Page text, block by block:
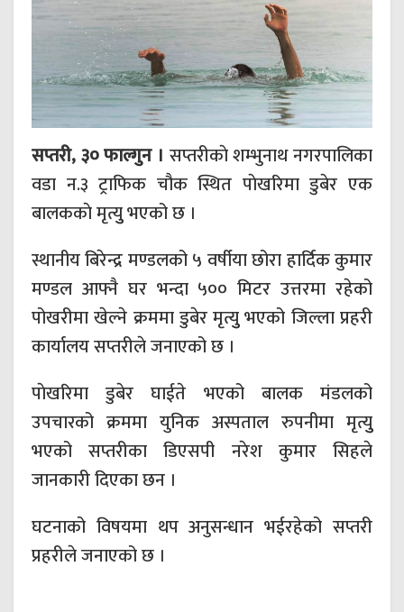
सप्तरी, ३० फाल्गुन । सप्तरीकाे शम्भुनाथ नगरपालिका
वडा न.३ ट्राफिक चौक स्थित पाेखरिमा डुबेर एक
बालककाे मृत्युु भएको छ ।
स्थानीय बिरेन्द्र मण्डलको ५ वर्षीया छोरा हार्दिक कुमार
मण्डल आफ्नै घर भन्दा ५०० मिटर उत्तरमा रहेको
पोखरीमा खेल्ने क्रममा डुबेर मृत्युु भएको जिल्ला प्रहरी
कार्यालय सप्तरीले जनाएको छ ।
पाेखरिमा डुबेर घाईते भएको बालक मंडलको
उपचारको क्रममा युनिक अस्पताल रुपनीमा मृत्युु
भएको सप्तरीका डिएसपी नरेश कुमार सिहले
जानकारी दिएका छन ।
घटनाको विषयमा थप अनुसन्धान भईरहेको सप्तरी
प्रहरीले जनाएको छ ।